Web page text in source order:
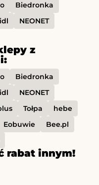
Biedronka
NEONET
z
Biedronka
NEONET
Tołpa
hebe
Eobuwie
Bee.pl
rabat innym!